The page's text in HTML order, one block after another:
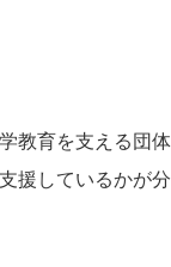
教育を支える団体
援しているかが分